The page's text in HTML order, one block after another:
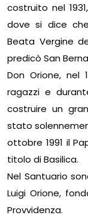
costruito nel
dove si dice
Beata Vergine
predicò San
Don Orione, nel
ragazzi e
costruire un
stato
ottobre 1991 il
titolo di Basilica.
Nel Santuario
Luigi Orione,
Provvidenza.